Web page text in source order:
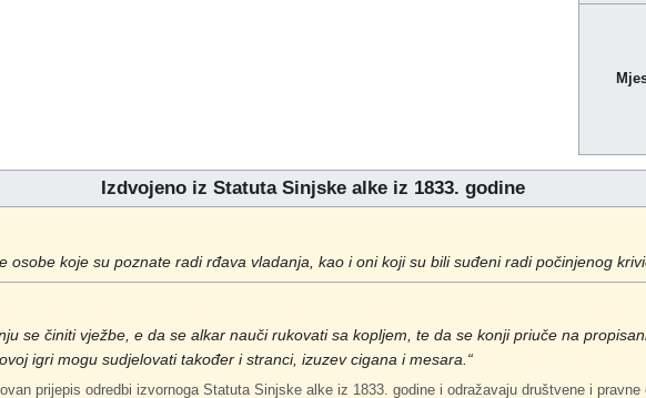
Izdvojeno iz Statuta Sinjske alke iz 1833. godine
osobe koje su poznate radi rđava vladanja, kao i oni koji su bili suđeni radi počinjenog
se činiti vježbe, e da se alkar nauči rukovati sa kopljem, te da se konji priuče na
igri mogu sudjelovati također i stranci, izuzev cigana i mesara.“
prijepis odredbi izvornoga Statuta Sinjske alke iz 1833. godine i odražavaju društvene i